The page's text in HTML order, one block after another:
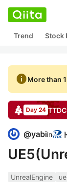
Trend Stock
infoMore than
Day 24 TTDC
@yabiin
UnrealEngine